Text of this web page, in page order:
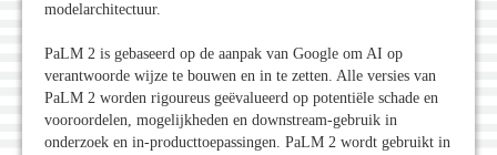
modelarchitectuur.
PaLM 2 is gebaseerd op de aanpak van Google om AI op
verantwoorde wijze te bouwen en in te zetten. Alle versies van
PaLM 2 worden rigoureus geëvalueerd op potentiële schade en
vooroordelen, mogelijkheden en downstream-gebruik in
onderzoek en in-producttoepassingen. PaLM 2 wordt gebruikt in